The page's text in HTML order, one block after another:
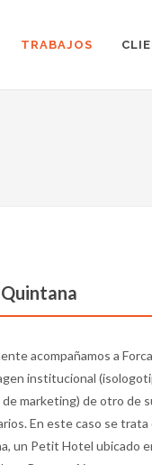
TRABAJOS
acompañamos a
institucional
de marketing) de otro de
En este caso se
un Petit Hotel ubicado